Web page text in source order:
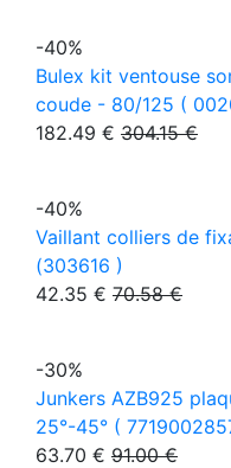
-40%
Bulex kit ventouse
coude - 80/125 (
182.49 € 304.15 €
-40%
Vaillant colliers de
(303616 )
42.35 € 70.58 €
-30%
Junkers AZB925
25°-45° (
63.70 € 91.00 €